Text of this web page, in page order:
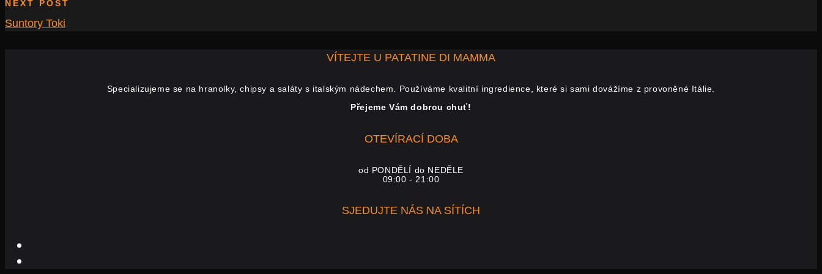
NEXT POST
Suntory Toki
VÍTEJTE U PATATINE DI MAMMA
Specializujeme se na hranolky, chipsy a saláty s italským nádechem. Používáme kvalitní ingredience, které si sami dovážíme z provoněné Itálie.
Přejeme Vám dobrou chuť!
OTEVÍRACÍ DOBA
od PONDĚLÍ do NEDĚLE
09:00 - 21:00
SJEDUJTE NÁS NA SÍTÍCH